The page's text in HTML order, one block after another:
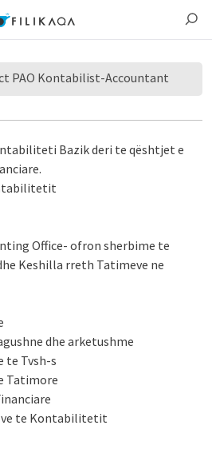
PAO Kontabilist-Accountant
Bazik deri te qështjet e
Office- ofron sherbime te
Keshilla rreth Tatimeve ne
dhe arketushme
te Tvsh-s
Tatimore
te Kontabilitetit